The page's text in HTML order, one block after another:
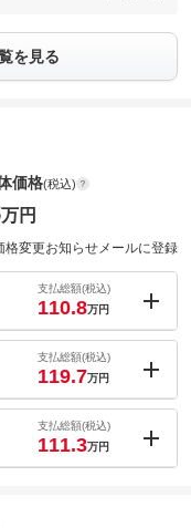
を見る
価格(税込)
万円
格変更お知らせメールに登録
支払総額(税込)
110.8万円
支払総額(税込)
119.7万円
支払総額(税込)
111.3万円